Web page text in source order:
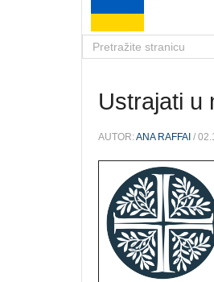
Ustrajati u
AUTOR:ANA RAFFAI /